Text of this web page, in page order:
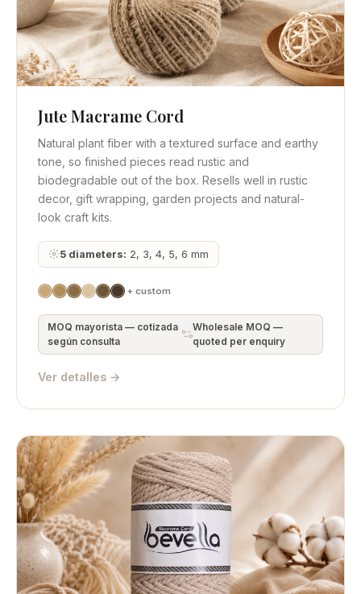
Vista rápida Obtener cotización
Jute Macrame Cord
Natural plant fiber with a textured surface and earthy
tone, so finished pieces read rustic and
biodegradable out of the box. Resells well in rustic
decor, gift wrapping, garden projects and natural-
look craft kits.
5 diameters: 2, 3, 4, 5, 6 mm
+ custom
MOQ mayorista — cotizada
según consulta
Wholesale MOQ —
quoted per enquiry
Ver detalles →